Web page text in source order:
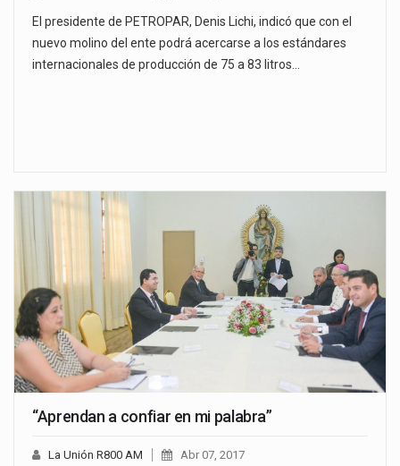
El presidente de PETROPAR, Denis Lichi, indicó que con el
nuevo molino del ente podrá acercarse a los estándares
internacionales de producción de 75 a 83 litros…
“Aprendan a confiar en mi palabra”
La Unión R800 AM Abr 07, 2017